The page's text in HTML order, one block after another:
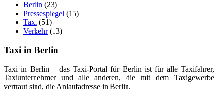
Berlin (23)
Pressespiegel (15)
Taxi (51)
Verkehr(13)
Taxi in Berlin
Taxi in Berlin – das Taxi-Portal für Berlin ist für alle Taxifahrer,
Taxiunternehmer und alle anderen, die mit dem Taxigewerbe
vertraut sind, die Anlaufadresse in Berlin.